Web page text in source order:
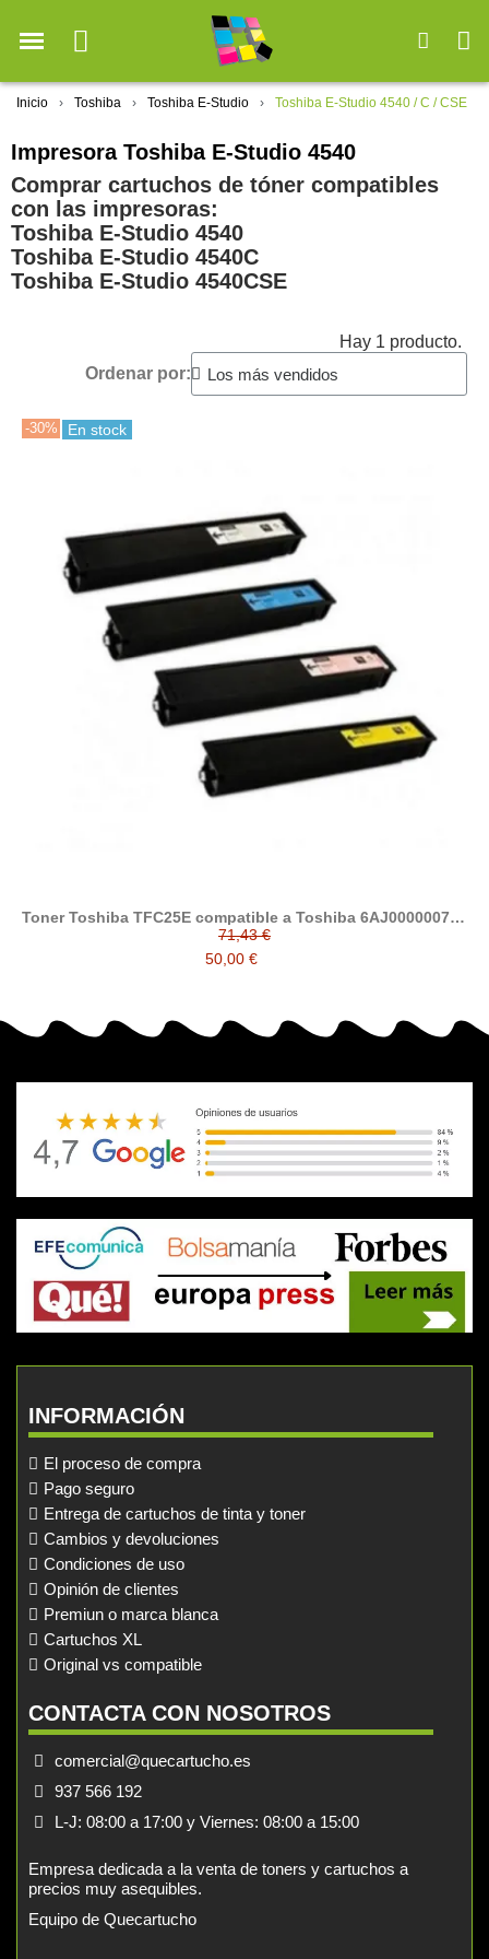
Inicio Toshiba Toshiba E-Studio Toshiba E-Studio 4540 / C / CSE
Impresora Toshiba E-Studio 4540
Comprar cartuchos de tóner compatibles
con las impresoras:
Toshiba E-Studio 4540
Toshiba E-Studio 4540C
Toshiba E-Studio 4540CSE
Hay 1 producto.
Ordenar por:
-30% En stock
Toner Toshiba TFC25E compatible a Toshiba 6AJ00000075 /
6AJ00000072 / 6AJ00000078 / 6AJ00000081
71,43 €
50,00 €
INFORMACIÓN
El proceso de compra
Pago seguro
Entrega de cartuchos de tinta y toner
Cambios y devoluciones
Condiciones de uso
Opinión de clientes
Premiun o marca blanca
Cartuchos XL
Original vs compatible
CONTACTA CON NOSOTROS
comercial@quecartucho.es
937 566 192
L-J: 08:00 a 17:00 y Viernes: 08:00 a 15:00
Empresa dedicada a la venta de toners y cartuchos a
precios muy asequibles.
Equipo de Quecartucho